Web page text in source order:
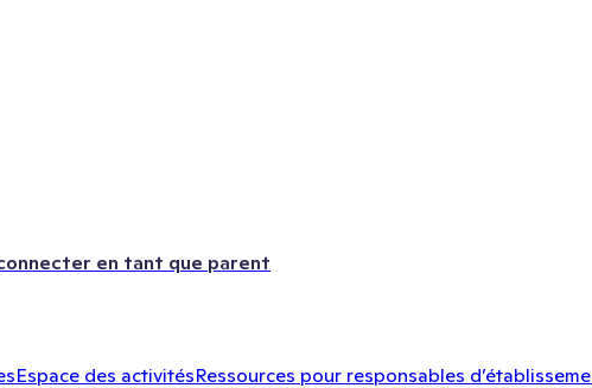
en tant que parent
Espace des activitésRessources pour responsables